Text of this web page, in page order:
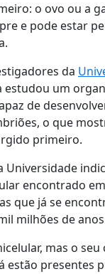
o ovo ou a
e pode estar
da
estudou um
de
o que
primeiro.
Universidade
encontrado
que já se
milhões de
mas o
estão presentes